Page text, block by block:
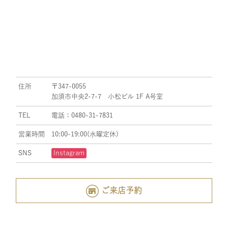
住所
〒347-0055
加須市中央2-7-7 小松ビル 1F A号室
TEL 電話：0480-31-7831
営業時間 10:00-19:00(水曜定休)
SNS Instagram
ご来店予約